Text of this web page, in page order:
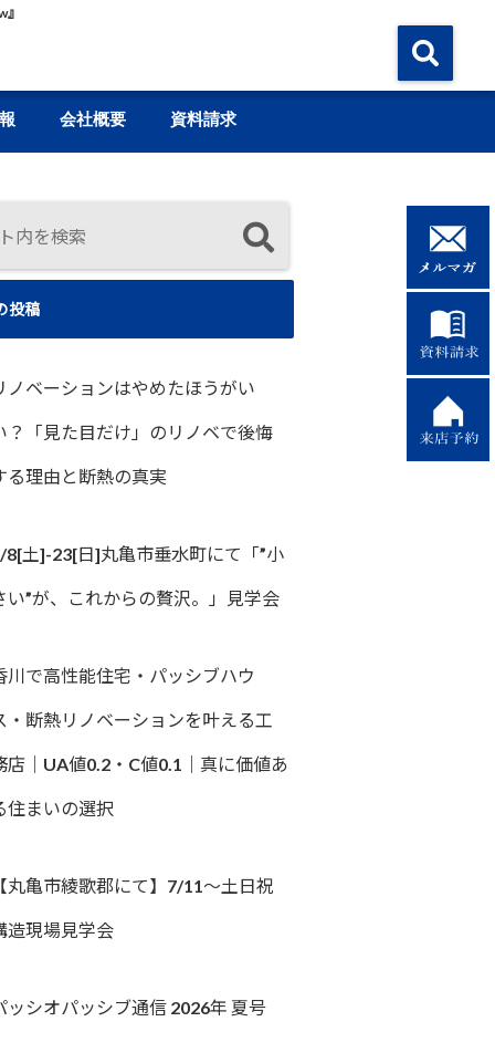
会社概要 資料請求
投稿
ノベーションはやめたほうがい
？「見た目だけ」のリノベで後悔
る理由と断熱の真実
8[土]-23[日]丸亀市垂水町にて「”小
い”が、これからの贅沢。」見学会
川で高性能住宅・パッシブハウ
・断熱リノベーションを叶える工
店｜UA値0.2・C値0.1｜真に価値あ
住まいの選択
丸亀市綾歌郡にて】7/11～土日祝
造現場見学会
ッシオパッシブ通信 2026年 夏号